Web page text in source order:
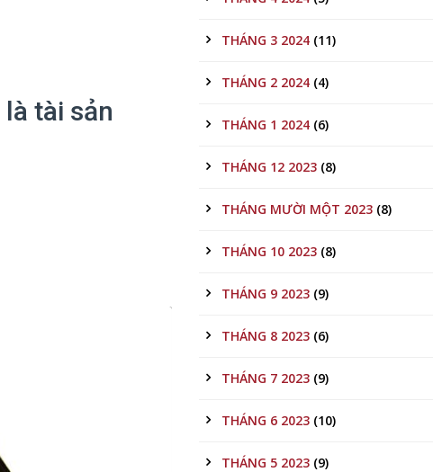
tài sản
THÁNG 3 2024 (11)
THÁNG 2 2024 (4)
THÁNG 1 2024 (6)
THÁNG 12 2023 (8)
THÁNG MƯỜI MỘT 2023 (8)
THÁNG 10 2023 (8)
THÁNG 9 2023 (9)
THÁNG 8 2023 (6)
THÁNG 7 2023 (9)
THÁNG 6 2023 (10)
THÁNG 5 2023 (9)